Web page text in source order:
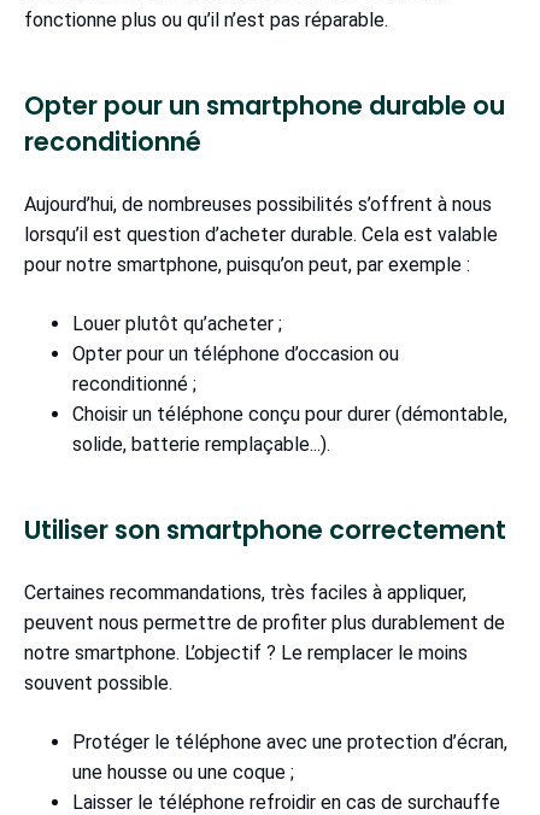
fonctionne plus ou qu’il n’est pas réparable.
Opter pour un smartphone durable ou
reconditionné
Aujourd’hui, de nombreuses possibilités s’offrent à nous
lorsqu’il est question d’acheter durable. Cela est valable
pour notre smartphone, puisqu’on peut, par exemple :
Louer plutôt qu’acheter ;
Opter pour un téléphone d’occasion ou
reconditionné ;
Choisir un téléphone conçu pour durer (démontable,
solide, batterie remplaçable...).
Utiliser son smartphone correctement
Certaines recommandations, très faciles à appliquer,
peuvent nous permettre de profiter plus durablement de
notre smartphone. L’objectif ? Le remplacer le moins
souvent possible.
Protéger le téléphone avec une protection d’écran,
une housse ou une coque ;
Laisser le téléphone refroidir en cas de surchauffe